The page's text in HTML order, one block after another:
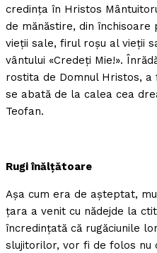
credinţa în Hristos
de mănăstire, din
vieţii sale, firul roşu al vieţii
vântului «Credeţi Mie!».
rostita de Domnul Hristos,
se abată de la calea cea
Teofan.
Rugi înălţătoare
Aşa cum era de aşteptat,
ţara a venit cu nădejde la
încredinţată că rugăciunile
slujitorilor, vor fi de folos nu